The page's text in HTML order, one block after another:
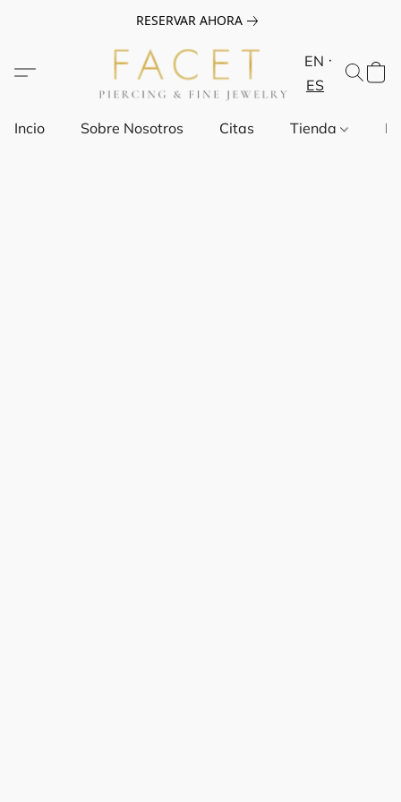
RESERVAR AHORA
EN
ES
Incio Sobre Nosotros Citas Tienda